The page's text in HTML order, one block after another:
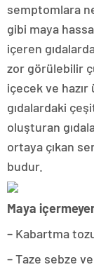
semptomlara
gibi maya
içeren
zor görülebilir
içecek ve
gıdalardaki
oluşturan
ortaya çıkan
budur.
Maya
– Kabartma
– Taze sebze